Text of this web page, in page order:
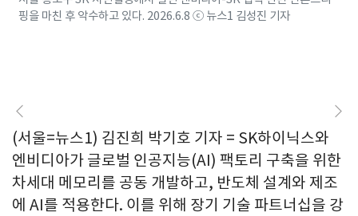
핑을 마친 후 악수하고 있다. 2026.6.8 ⓒ 뉴스1 김성진 기자
(서울=뉴스1) 김진희 박기호 기자 = SK하이닉스와
엔비디아가 글로벌 인공지능(AI) 팩토리 구축을 위한
차세대 메모리를 공동 개발하고, 반도체 설계와 제조
에 AI를 적용한다. 이를 위해 장기 기술 파트너십을 강